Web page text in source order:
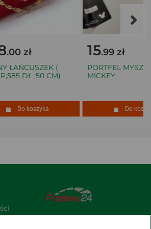
zł
ŁAŃCUSZEK (
DŁ :50 CM)
Do koszyka
15.99 zł
PORTFEL MYSZKA
MICKEY
Do koszyka